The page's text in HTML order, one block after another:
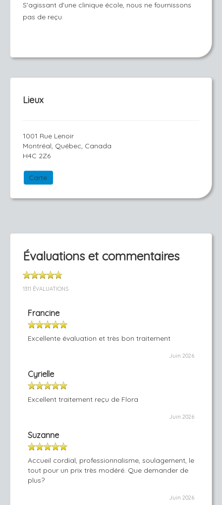
S'agissant d'une clinique école, nous ne fournissons
pas de reçu.
Lieux
1001 Rue Lenoir
Montréal, Québec, Canada
H4C 2Z6
Carte
Évaluations et commentaires
1311 ÉVALUATIONS
Francine
Excellente évaluation et très bon traitement
Juin 2026
Cyrielle
Excellent traitement reçu de Flora
Juin 2026
Suzanne
Accueil cordial, professionnalisme, soulagement, le
tout pour un prix très modéré. Que demander de
plus?
Juin 2026